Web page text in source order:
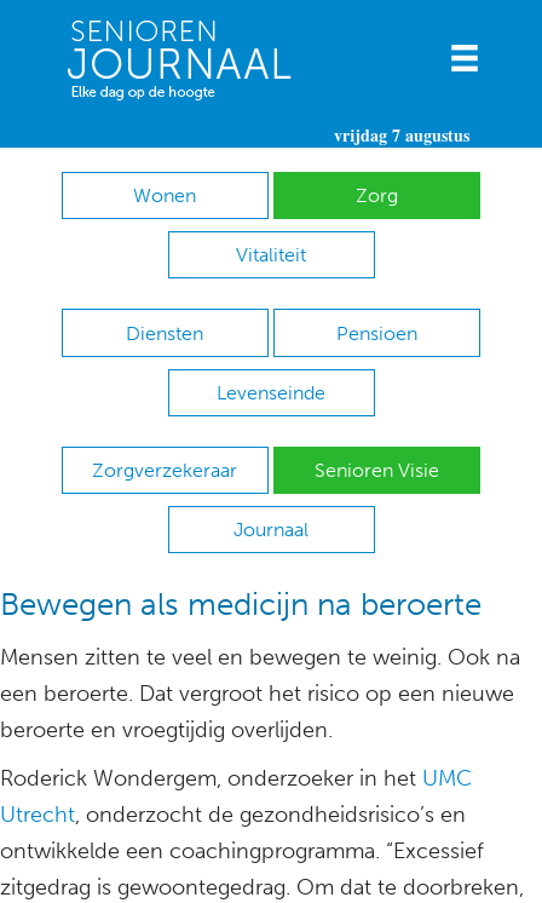
vrijdag 7 augustus
Wonen Zorg
Vitaliteit
Diensten Pensioen
Levenseinde
Zorgverzekeraar Senioren Visie
Journaal
Bewegen als medicijn na beroerte
Mensen zitten te veel en bewegen te weinig. Ook na
een beroerte. Dat vergroot het risico op een nieuwe
beroerte en vroegtijdig overlijden.
Roderick Wondergem, onderzoeker in het UMC
Utrecht, onderzocht de gezondheidsrisico’s en
ontwikkelde een coachingprogramma. “Excessief
zitgedrag is gewoontegedrag. Om dat te doorbreken,